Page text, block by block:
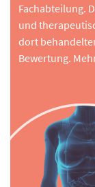
Fachabteilung.
und
dort
Bewertung.